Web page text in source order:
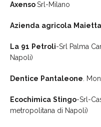
AxensoSrl-Milano
Azienda agricola Maietta
La 91 Petroli-Srl Palma
Napoli)
Dentice Pantaleone.
Ecochimica Stingo-Srl-
metropolitana di Napoli)